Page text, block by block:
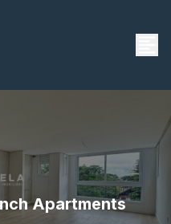
Apartments